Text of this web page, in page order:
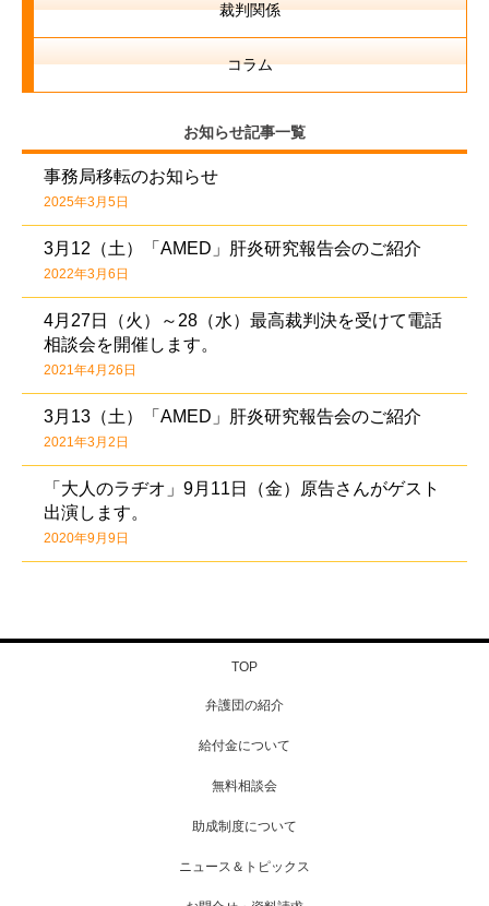
裁判関係
コラム
お知らせ記事一覧
事務局移転のお知らせ
2025年3月5日
3月12（土）「AMED」肝炎研究報告会のご紹介
2022年3月6日
4月27日（火）～28（水）最高裁判決を受けて電話
相談会を開催します。
2021年4月26日
3月13（土）「AMED」肝炎研究報告会のご紹介
2021年3月2日
「大人のラヂオ」9月11日（金）原告さんがゲスト
出演します。
2020年9月9日
TOP
弁護団の紹介
給付金について
無料相談会
助成制度について
ニュース＆トピックス